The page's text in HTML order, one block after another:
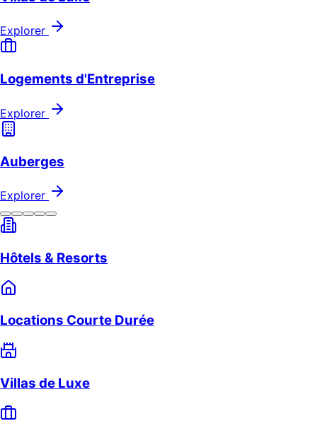
Explorer
Logements d'Entreprise
Explorer
Auberges
Explorer
Hôtels & Resorts
Locations Courte Durée
Villas de Luxe